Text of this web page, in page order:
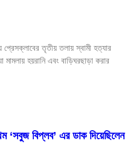
তৃতীয় তলায় স্বামী হত্যার
মামলায় হয়রানি এবং বাড়িঘরছাড়া করার
‘সবুজ বিপ্লব’ এর ডাক দিয়েছিলেন